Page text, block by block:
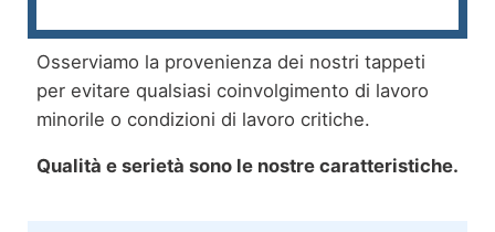
Osserviamo la provenienza dei nostri tappeti
per evitare qualsiasi coinvolgimento di lavoro
minorile o condizioni di lavoro critiche.
Qualità e serietà sono le nostre caratteristiche.